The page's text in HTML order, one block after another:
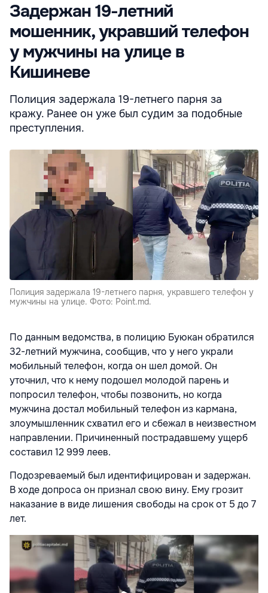
Задержан 19-летний
мошенник, укравший телефон
у мужчины на улице в
Кишиневе
Полиция задержала 19-летнего парня за
кражу. Ранее он уже был судим за подобные
преступления.
Полиция задержала 19-летнего парня, укравшего телефон у
мужчины на улице. Фото: Point.md.
По данным ведомства, в полицию Буюкан обратился
32-летний мужчина, сообщив, что у него украли
мобильный телефон, когда он шел домой. Он
уточнил, что к нему подошел молодой парень и
попросил телефон, чтобы позвонить, но когда
мужчина достал мобильный телефон из кармана,
злоумышленник схватил его и сбежал в неизвестном
направлении. Причиненный пострадавшему ущерб
составил 12 999 леев.
Подозреваемый был идентифицирован и задержан.
В ходе допроса он признал свою вину. Ему грозит
наказание в виде лишения свободы на срок от 5 до 7
лет.